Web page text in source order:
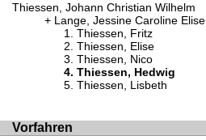
Thiessen, Johann Christian Wilhelm
Lange, Jessine Caroline Elise
Thiessen, Fritz
Thiessen, Elise
Thiessen, Nico
Thiessen, Hedwig
Thiessen, Lisbeth
Vorfahren